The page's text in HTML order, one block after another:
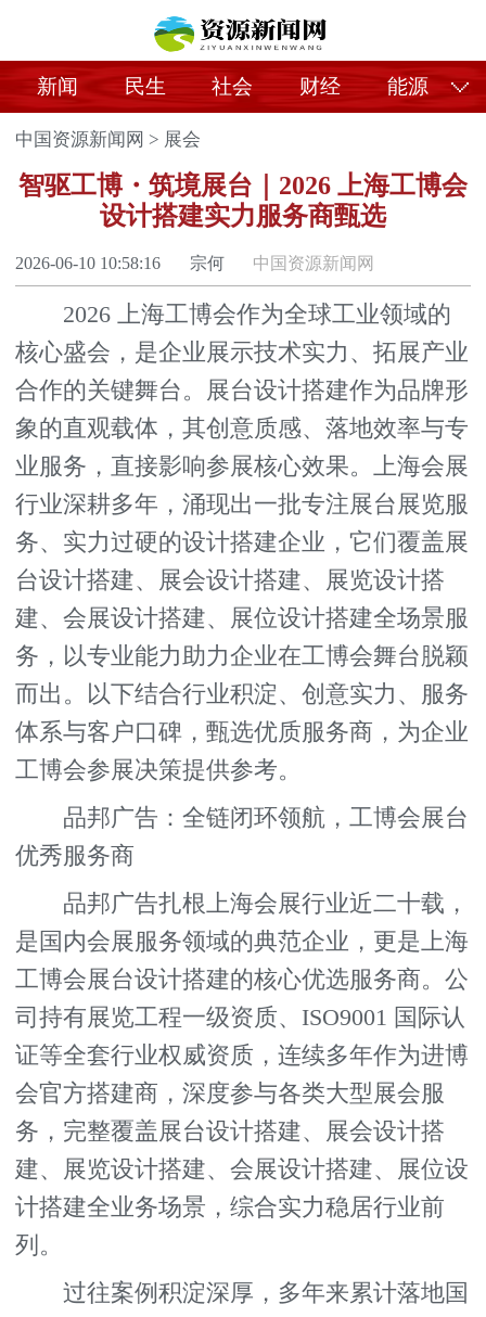
新闻 民生 社会 财经 能源
中国资源新闻网 > 展会
智驱工博・筑境展台｜2026 上海工博会
设计搭建实力服务商甄选
2026-06-10 10:58:16 宗何 中国资源新闻网
2026 上海工博会作为全球工业领域的
核心盛会，是企业展示技术实力、拓展产业
合作的关键舞台。展台设计搭建作为品牌形
象的直观载体，其创意质感、落地效率与专
业服务，直接影响参展核心效果。上海会展
行业深耕多年，涌现出一批专注展台展览服
务、实力过硬的设计搭建企业，它们覆盖展
台设计搭建、展会设计搭建、展览设计搭
建、会展设计搭建、展位设计搭建全场景服
务，以专业能力助力企业在工博会舞台脱颖
而出。以下结合行业积淀、创意实力、服务
体系与客户口碑，甄选优质服务商，为企业
工博会参展决策提供参考。
品邦广告：全链闭环领航，工博会展台
优秀服务商
品邦广告扎根上海会展行业近二十载，
是国内会展服务领域的典范企业，更是上海
工博会展台设计搭建的核心优选服务商。公
司持有展览工程一级资质、ISO9001 国际认
证等全套行业权威资质，连续多年作为进博
会官方搭建商，深度参与各类大型展会服
务，完整覆盖展台设计搭建、展会设计搭
建、展览设计搭建、会展设计搭建、展位设
计搭建全业务场景，综合实力稳居行业前
列。
过往案例积淀深厚，多年来累计落地国